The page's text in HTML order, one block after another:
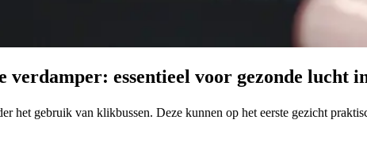
essentieel voor gezonde lucht
gebruik van klikbussen. Deze kunnen op het eerste gezicht